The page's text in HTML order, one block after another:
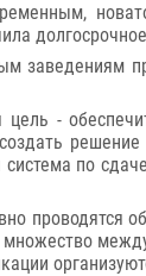
заведениям
цель -
по
проводятся